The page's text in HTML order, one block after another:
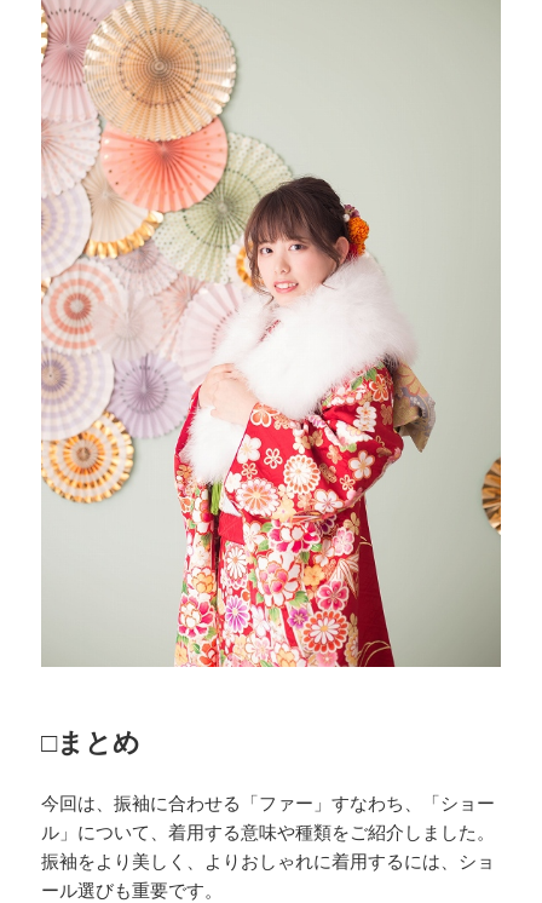
□まとめ
今回は、振袖に合わせる「ファー」すなわち、「ショー
ル」について、着用する意味や種類をご紹介しました。
振袖をより美しく、よりおしゃれに着用するには、ショ
ール選びも重要です。